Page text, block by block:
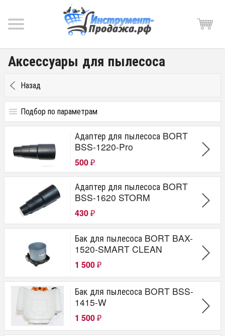
Аксессуары для пылесоса
Назад
Подбор по параметрам
Цена
от до
Производитель
BORT
KOLNER
Модель
BAX-1520-SMART CLEAN
BSS-1620 STORM
BSS-1325
BSS-1415-W
BSS-1220-Pro
BSS-1220
KVC 1300
BAC-500-22
BSS-1010
Адаптер для пылесоса BORT
BSS-1220-Pro
500 ₽
Адаптер для пылесоса BORT
BSS-1620 STORM
430 ₽
Бак для пылесоса BORT BAX-
1520-SMART CLEAN
1 500 ₽
Бак для пылесоса BORT BSS-
1415-W
1 500 ₽